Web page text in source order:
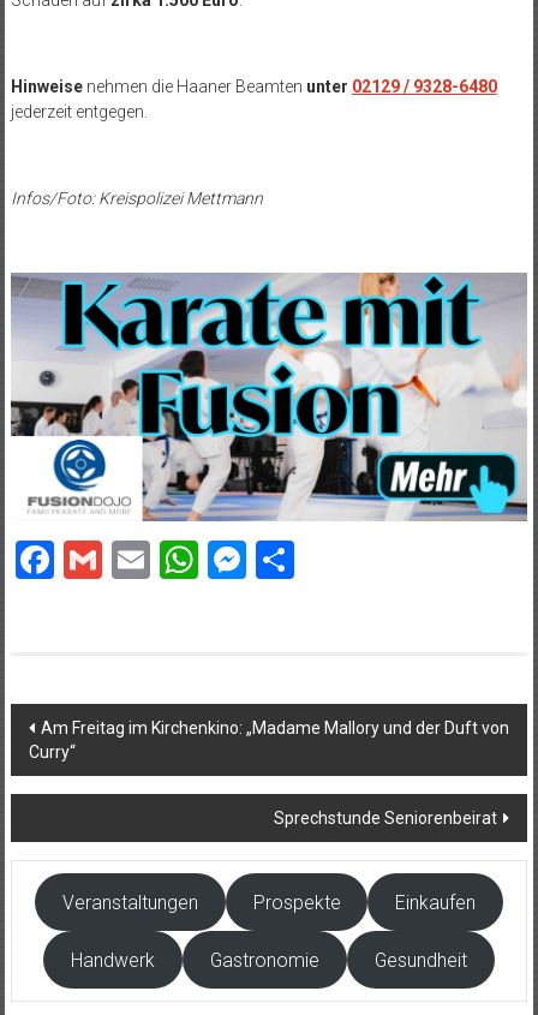
Hinweisenehmen die Haaner Beamten unter 02129 / 9328-6480
jederzeit entgegen.
Infos/Foto: Kreispolizei Mettmann
Facebook
Gmail
EmailWhatsApp
Messenger
Teilen
Beitragsnavigation
Am Freitag im Kirchenkino: „Madame Mallory und der Duft von
Curry“
Sprechstunde Seniorenbeirat
Veranstaltungen Prospekte Einkaufen
Handwerk Gastronomie Gesundheit